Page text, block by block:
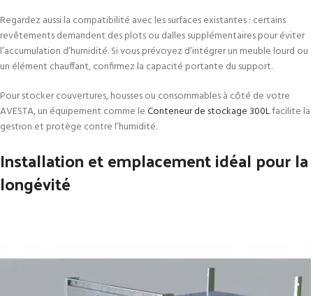
Regardez aussi la compatibilité avec les surfaces existantes : certains
revêtements demandent des plots ou dalles supplémentaires pour éviter
l’accumulation d’humidité. Si vous prévoyez d’intégrer un meuble lourd ou
un élément chauffant, confirmez la capacité portante du support.
Pour stocker couvertures, housses ou consommables à côté de votre
AVESTA, un équipement comme leConteneur de stockage 300Lfacilite la
gestion et protège contre l’humidité.
Installation et emplacement idéal pour la
longévité